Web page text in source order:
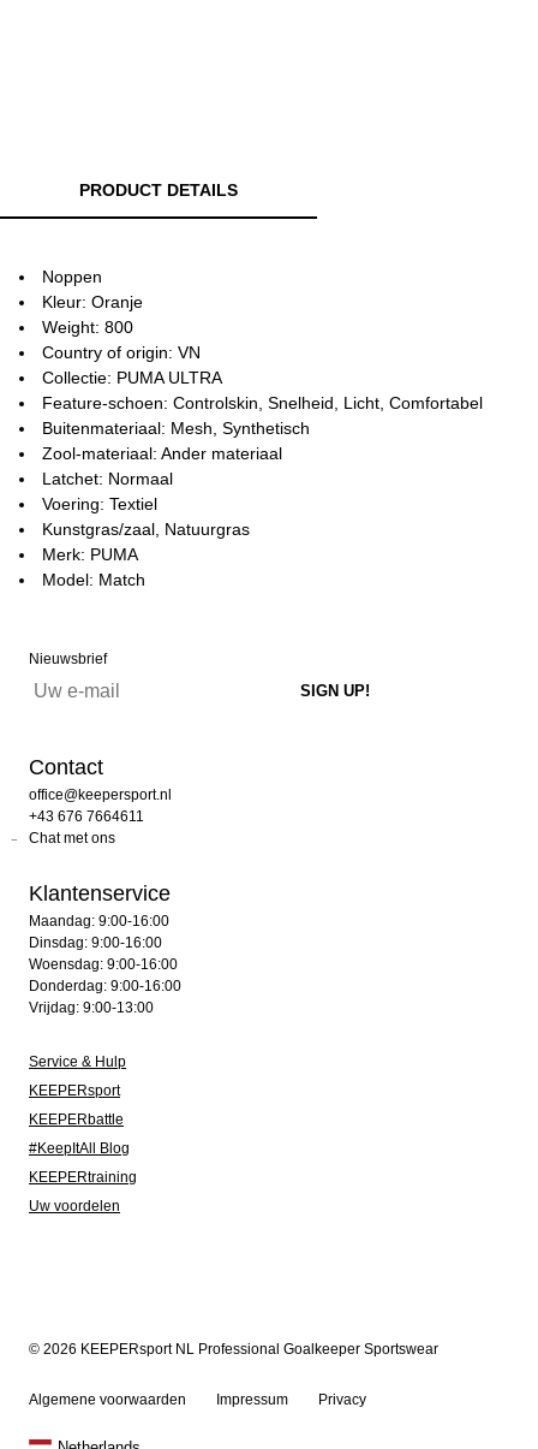
PRODUCT DETAILS
Noppen
Kleur: Oranje
Weight: 800
Country of origin: VN
Collectie: PUMA ULTRA
Feature-schoen: Controlskin, Snelheid, Licht, Comfortabel
Buitenmateriaal: Mesh, Synthetisch
Zool-materiaal: Ander materiaal
Latchet: Normaal
Voering: Textiel
Kunstgras/zaal, Natuurgras
Merk: PUMA
Model: Match
Nieuwsbrief
Contact
office@keepersport.nl
+43 676 7664611
Chat met ons
Klantenservice
Maandag: 9:00-16:00
Dinsdag: 9:00-16:00
Woensdag: 9:00-16:00
Donderdag: 9:00-16:00
Vrijdag: 9:00-13:00
Service & Hulp
KEEPERsport
KEEPERbattle
#KeepItAll Blog
KEEPERtraining
Uw voordelen
© 2026 KEEPERsport NL Professional Goalkeeper Sportswear
Algemene voorwaarden Impressum Privacy